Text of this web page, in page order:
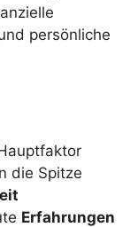
persönliche
die Spitze
Erfahrungen